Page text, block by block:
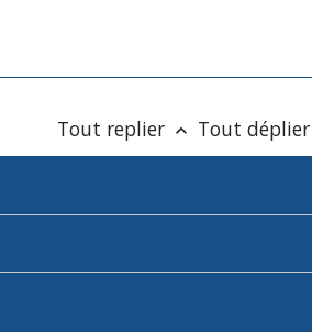
Tout replier keyboard_arrow_up Tout déplier